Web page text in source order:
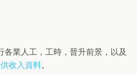
業人工，工時，晉升前景，以及
收入資料。